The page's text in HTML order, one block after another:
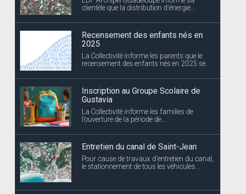
La Collectivité informe les parents que le
recensement des enfants nés en 2025 se...
La Collectivité informe les familles de
l’ouverture de la période de...
Pour cause de travaux d’entretien du canal,
le stationnement de tous les véhicules...